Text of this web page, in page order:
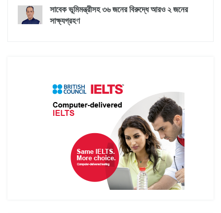
সাবেক ভূমিমন্ত্রীসহ ৩৬ জনের বিরুদ্ধে আরও ২ জনের
সাক্ষ্যগ্রহণ